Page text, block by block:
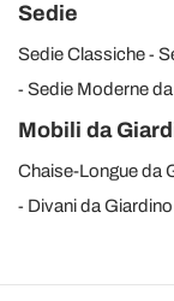
Sedie
Sedie Classiche
Sedie Moderne
Mobili da
Chaise-Longue da
Divani da Giardino